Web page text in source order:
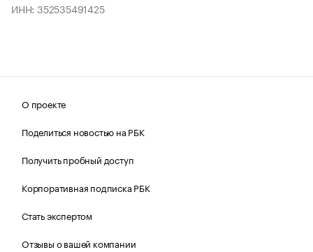
ИНН: 352535491425
О проекте
Поделиться новостью на РБК
Получить пробный доступ
Корпоративная подписка РБК
Стать экспертом
Отзывы о вашей компании